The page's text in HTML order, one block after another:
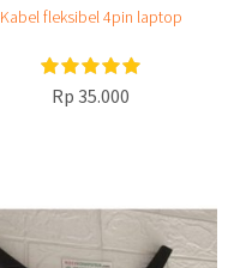
Kabel fleksibel 4pin laptop
Rp 35.000